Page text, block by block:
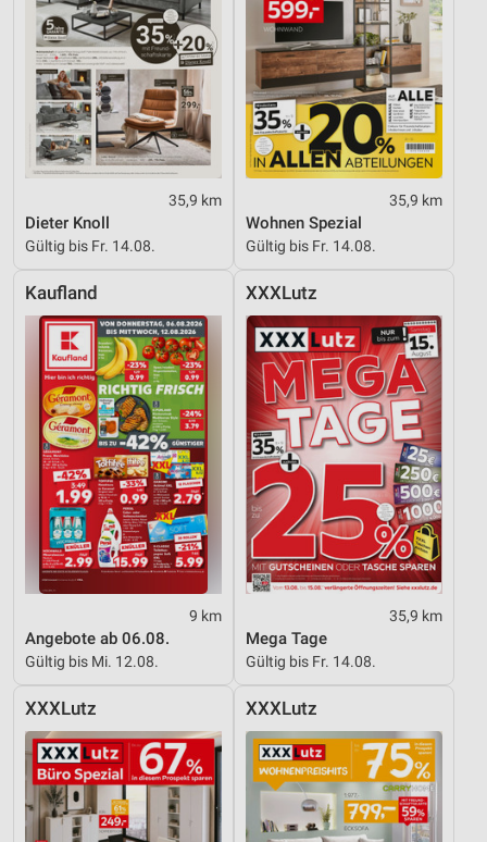
35,9 km
Dieter Knoll
Gültig bis Fr. 14.08.
35,9 km
Wohnen Spezial
Gültig bis Fr. 14.08.
Kaufland
9 km
Angebote ab 06.08.
Gültig bis Mi. 12.08.
XXXLutz
35,9 km
Mega Tage
Gültig bis Fr. 14.08.
XXXLutz XXXLutz